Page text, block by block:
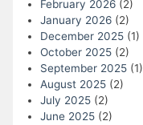
February 2026(2)
January 2026(2)
December 2025(1)
October 2025(2)
September 2025(1)
August 2025(2)
July 2025(2)
June 2025(2)